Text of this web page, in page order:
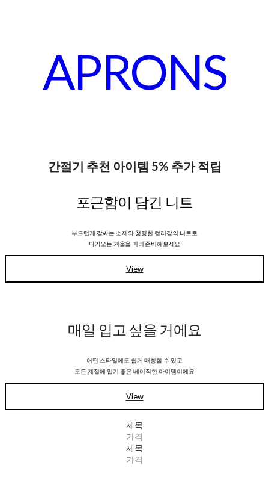
APRONS
간절기 추천 아이템 5% 추가 적립
포근함이 담긴 니트
부드럽게 감싸는 소재와 청량한 컬러감의 니트로
다가오는 겨울을 미리 준비해보세요
View
매일 입고 싶을 거에요
어떤 스타일에도 쉽게 매칭할 수 있고
모든 계절에 입기 좋은 베이직한 아이템이에요
View
제목
가격
제목
가격